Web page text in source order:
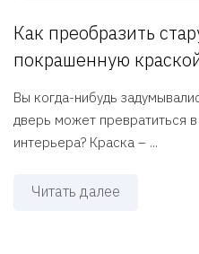
Как преобразить
покрашенную
Вы когда-нибудь
дверь может превратиться
интерьера? Краска – ...
Читать далее